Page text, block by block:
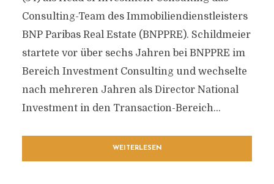
Consulting-Team des Immobiliendienstleisters
BNP Paribas Real Estate (BNPPRE). Schildmeier
startete vor über sechs Jahren bei BNPPRE im
Bereich Investment Consulting und wechselte
nach mehreren Jahren als Director National
Investment in den Transaction-Bereich...
WEITERLESEN